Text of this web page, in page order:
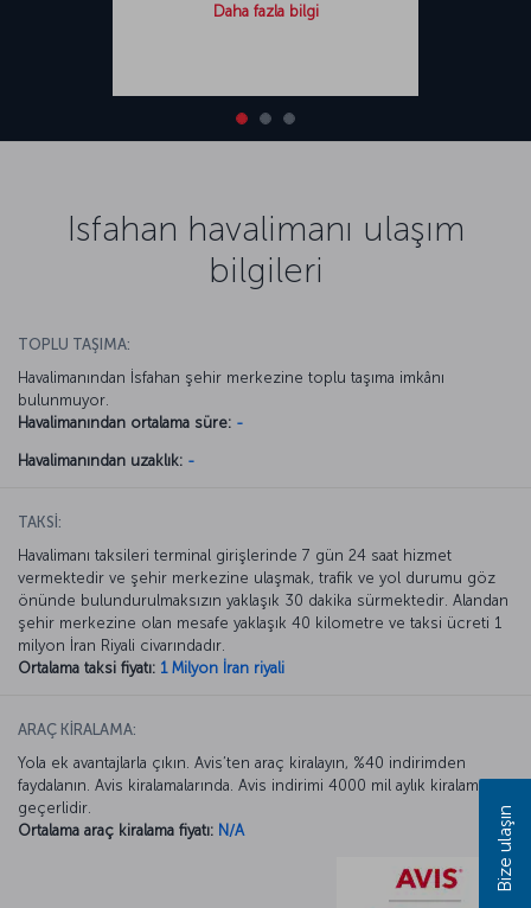
Daha fazla bilgi
Isfahan havalimanı ulaşım
bilgileri
TOPLU TAŞIMA:
Havalimanından İsfahan şehir merkezine toplu taşıma imkânı
bulunmuyor.
Havalimanından ortalama süre: -
Havalimanından uzaklık: -
TAKSİ:
Havalimanı taksileri terminal girişlerinde 7 gün 24 saat hizmet
vermektedir ve şehir merkezine ulaşmak, trafik ve yol durumu göz
önünde bulundurulmaksızın yaklaşık 30 dakika sürmektedir. Alandan
şehir merkezine olan mesafe yaklaşık 40 kilometre ve taksi ücreti 1
milyon İran Riyali civarındadır.
Ortalama taksi fiyatı: 1 Milyon İran riyali
ARAÇ KİRALAMA:
Yola ek avantajlarla çıkın. Avis’ten araç kiralayın, %40 indirimden
faydalanın. Avis kiralamalarında. Avis indirimi 4000 mil aylık kiralamada
geçerlidir.
Ortalama araç kiralama fiyatı: N/A Bize ulaşın